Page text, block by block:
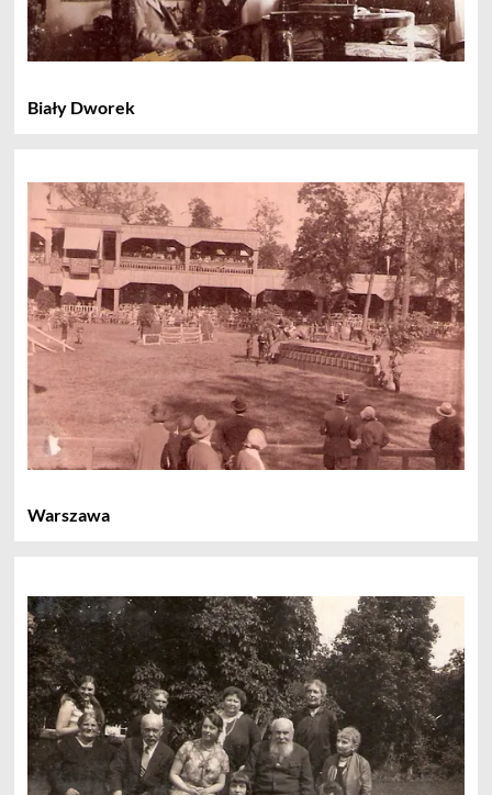
Biały Dworek
Warszawa